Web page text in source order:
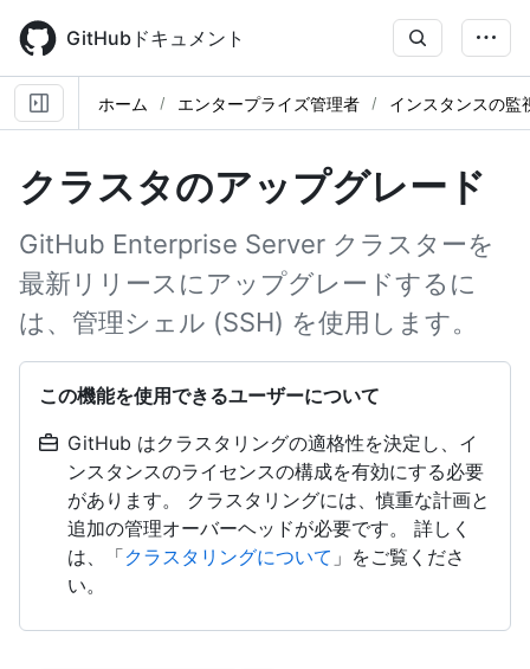
main
content
GitHubドキュメント
ホーム エンタープライズ管理者 インスタンスの監
クラスタのアップグレード
GitHub Enterprise Server クラスターを
最新リリースにアップグレードするに
は、管理シェル (SSH) を使用します。
この機能を使用できるユーザーについて
GitHub はクラスタリングの適格性を決定し、イ
ンスタンスのライセンスの構成を有効にする必要
があります。 クラスタリングには、慎重な計画と
追加の管理オーバーヘッドが必要です。 詳しく
は、「クラスタリングについて 」をご覧くださ
い。